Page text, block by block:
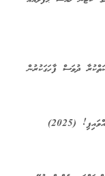
ދުވަސް ފާހަގަކުރުން
(2025)